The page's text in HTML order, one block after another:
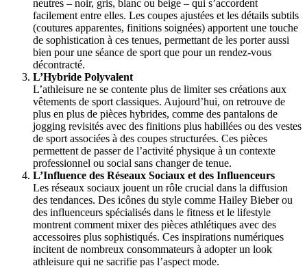
neutres – noir, gris, blanc ou beige – qui s’accordent
facilement entre elles. Les coupes ajustées et les détails subtils
(coutures apparentes, finitions soignées) apportent une touche
de sophistication à ces tenues, permettant de les porter aussi
bien pour une séance de sport que pour un rendez-vous
décontracté.
L’Hybride Polyvalent
L’athleisure ne se contente plus de limiter ses créations aux
vêtements de sport classiques. Aujourd’hui, on retrouve de
plus en plus de pièces hybrides, comme des pantalons de
jogging revisités avec des finitions plus habillées ou des vestes
de sport associées à des coupes structurées. Ces pièces
permettent de passer de l’activité physique à un contexte
professionnel ou social sans changer de tenue.
L’Influence des Réseaux Sociaux et des Influenceurs
Les réseaux sociaux jouent un rôle crucial dans la diffusion
des tendances. Des icônes du style comme Hailey Bieber ou
des influenceurs spécialisés dans le fitness et le lifestyle
montrent comment mixer des pièces athlétiques avec des
accessoires plus sophistiqués. Ces inspirations numériques
incitent de nombreux consommateurs à adopter un look
athleisure qui ne sacrifie pas l’aspect mode.